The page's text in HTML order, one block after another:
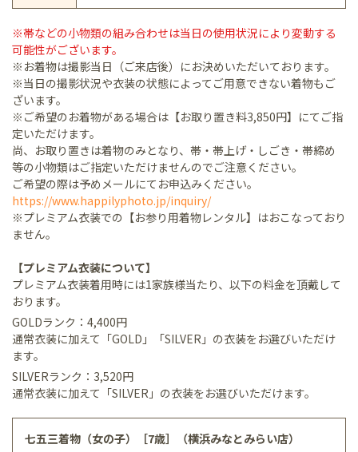
※帯などの小物類の組み合わせは当日の使用状況により変動する
可能性がございます。
※お着物は撮影当日（ご来店後）にお決めいただいております。
※当日の撮影状況や衣装の状態によってご用意できない着物もご
ざいます。
※ご希望のお着物がある場合は【お取り置き料3,850円】にてご指
定いただけます。
尚、お取り置きは着物のみとなり、帯・帯上げ・しごき・帯締め
等の小物類はご指定いただけませんのでご注意ください。
ご希望の際は予めメールにてお申込みください。
https://www.happilyphoto.jp/inquiry/
※プレミアム衣装での【お参り用着物レンタル】はおこなっており
ません。
【プレミアム衣装について】
プレミアム衣装着用時には1家族様当たり、以下の料金を頂戴して
おります。
GOLDランク：4,400円
通常衣装に加えて「GOLD」「SILVER」の衣装をお選びいただけ
ます。
SILVERランク：3,520円
通常衣装に加えて「SILVER」の衣装をお選びいただけます。
七五三着物（女の子）［7歳］（横浜みなとみらい店）